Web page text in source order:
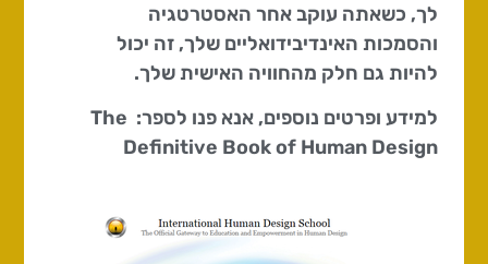
לך, כשאתה עוקב אחר האסטרטגיה
והסמכות האינדיבידואליים שלך, זה יכול
להיות גם חלק מהחוויה האישית שלך.
למידע ופרטים נוספים, אנא פנו לספר: The
Definitive Book of Human Design